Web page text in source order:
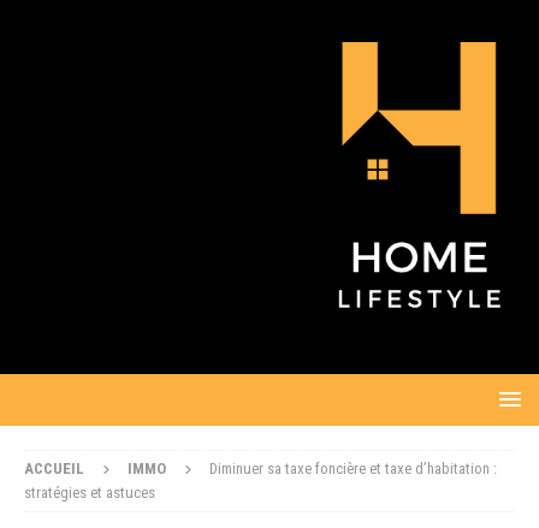
ACCUEIL IMMO
Diminuer sa taxe foncière et taxe d’habitation :
stratégies et astuces